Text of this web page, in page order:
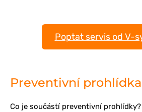
Poptat servis od V-
Preventivní prohlídka
Co je součástí preventivní